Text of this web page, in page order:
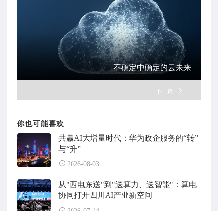
不确定中确定的云未来
下一篇
你也可能喜欢
共赢AI大增量时代：华为政企服务的“转”
与“升”
2026-08-03
从"西电东送"到"送算力、送智能"：算电
协同打开四川AI产业新空间